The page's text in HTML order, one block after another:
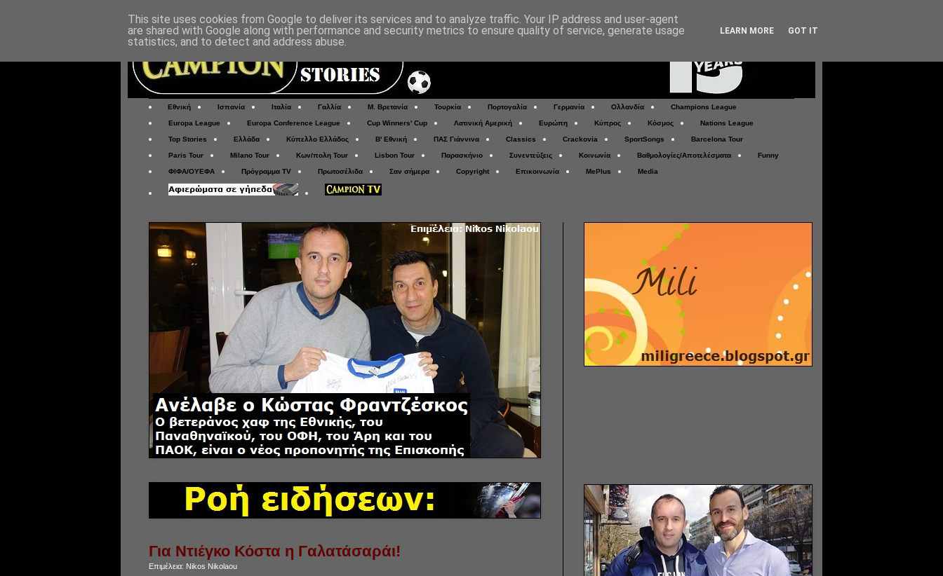
Εθνική Ισπανία Ιταλία Γαλλία Μ. Βρετανία Τουρκία Πορτογαλία Γερμανία Ολλανδία Champions League
Europa League Europa Conference League Cup Winners' Cup Λατινική Αμερική Ευρώπη Κύπρος Κόσμος Nations League
Top Stories Ελλάδα Κύπελλο Ελλάδος Β' Εθνική ΠΑΣ Γιάννινα Classics Crackovia SportSongs Barcelona Tour
Paris Tour Milano Tour Κων/πολη Tour Lisbon Tour Παρασκήνιο Συνεντεύξεις Κοινωνία Βαθμολογίες/Αποτελέσματα Funny
ΦΙΦΑ/ΟΥΕΦΑ Πρόγραμμα TV Πρωτοσέλιδα Σαν σήμερα Copyright Επικοινωνία MePlus Media
Για Ντιέγκο Κόστα η Γαλατάσαράι!
Επιμέλεια: Nikos Nikolaou
This site uses cookies from Google to deliver its services and to analyze traffic. Your IP address and user-agent
are shared with Google along with performance and security metrics to ensure quality of service, generate usage
statistics, and to detect and address abuse.
LEARN MORE GOT IT